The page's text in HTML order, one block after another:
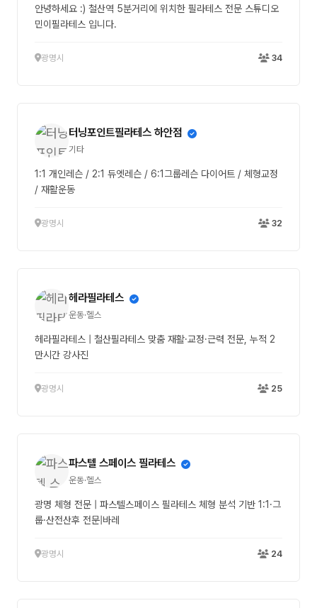
안녕하세요 :) 철산역 5분거리에 위치한 필라테스 전문 스튜디오
민이필라테스 입니다.
광명시 34
터닝포인트필라테스 하안점
기타
1:1 개인레슨 / 2:1 듀엣레슨 / 6:1그룹레슨 다이어트 / 체형교정
/ 재활운동
광명시 32
헤라필라테스
운동·헬스
헤라필라테스 | 철산필라테스 맞춤 재활·교정·근력 전문, 누적 2
만시간 강사진
광명시 25
파스텔 스페이스 필라테스
운동·헬스
광명 체형 전문 | 파스텔스페이스 필라테스 체형 분석 기반 1:1·그
룹·산전산후 전문|바레
광명시 24